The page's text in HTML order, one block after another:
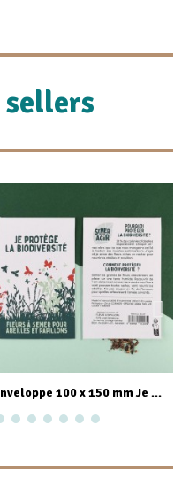
sellers
Aperçu rapide Enveloppe 100 x 150 mm Je protège la biodiversité - Semer pour agir